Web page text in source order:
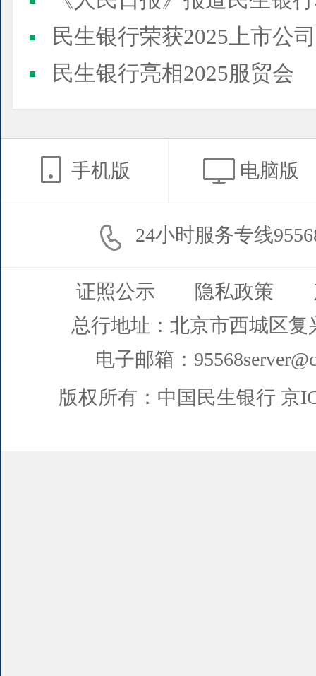
民生银行荣获2025上市公司董事会最佳实践案例、上市公
民生银行亮相2025服贸会
手机版 电脑版
24小时服务专线
证照公示 隐私政策
总行地址：北京市西城区复
电子邮箱：
版权所有：中国民生银行 京